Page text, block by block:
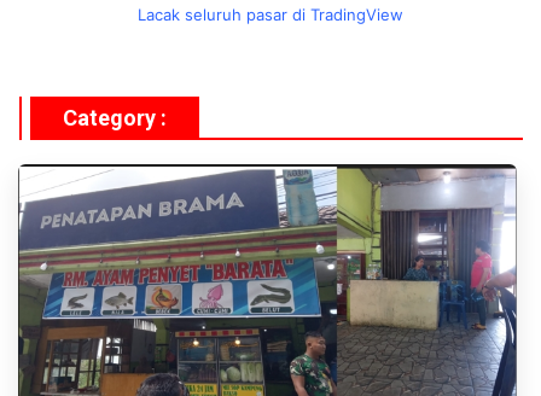
Lacak seluruh pasar di TradingView
Category :